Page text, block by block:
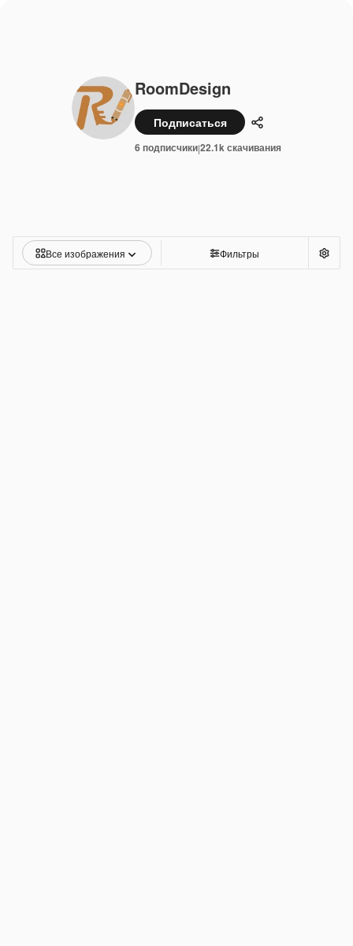
RoomDesign
Подписаться Поделиться
6 подписчики|22.1k скачивания
Все изображения Фильтры